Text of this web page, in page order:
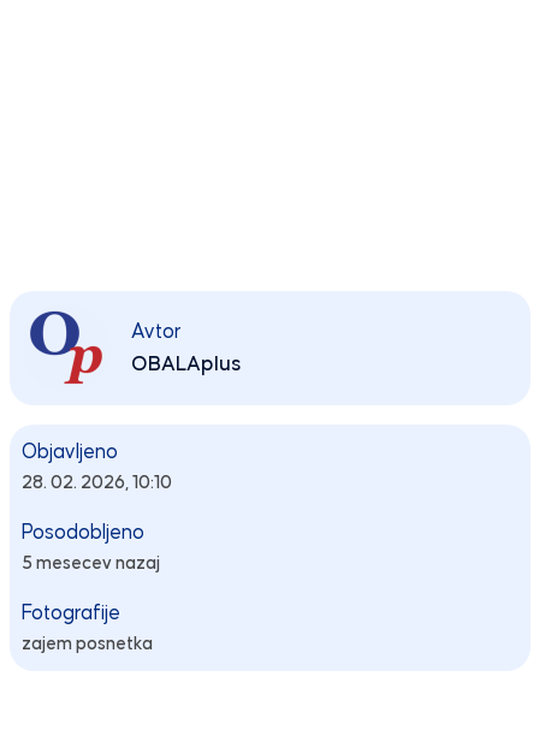
Avtor
OBALAplus
Objavljeno
28. 02. 2026, 10:10
Posodobljeno
5 mesecev nazaj
Fotografije
zajem posnetka